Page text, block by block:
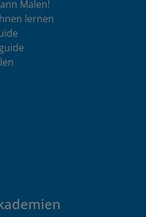
Malen!
lernen